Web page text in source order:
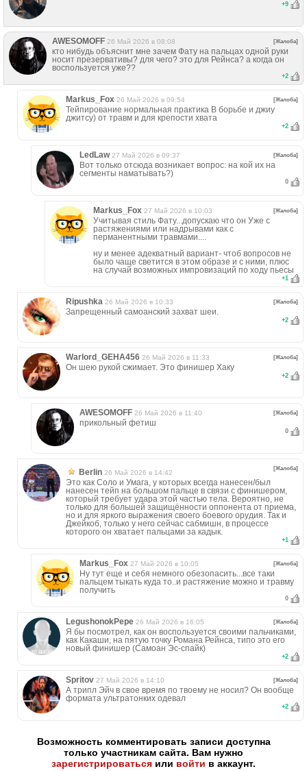
+9
AWESOMOFF 26 Май 2026 в 08:08 [Жалоба]
кто нибудь объяснит мне зачем Фату на пальцах одной руки
носит презервативы? для чего? это для Рейнса? а когда он
воспользуется уже??
+2
Markus_Fox 26 Май 2026 в 09:54 [Жалоба]
Тейпирование нормальная практика В борьбе и джиу
джитсу) от травм и для крепости хвата
+2
LedLaw 27 Май 2026 в 09:37 [Жалоба]
Вот только отсюда возникает вопрос: на кой их на
сегменты наматывать?)
0
Markus_Fox 27 Май 2026 в 10:03 [Жалоба]
Учитывая стиль Фату...допускаю что он Уже с
растяжениями или надрывами как с
перманентными травмами....
ну и менее адекватный вариант- чтоб вопросов не
было чаще светится в этом образе и с ними, плюс
на случай возможных импровизаций по ходу пьесы
+1
Ripushka 26 Май 2026 в 10:33 [Жалоба]
Запрещенный самоанский захват шеи.
+2
Warlord_GEHA456 26 Май 2026 в 11:33 [Жалоба]
Он шею рукой сжимает. Это финишер Хаку
+2
AWESOMOFF 26 Май 2026 в 11:40 [Жалоба]
прикольный фетиш
0
Berlin 26 Май 2026 в 14:42
[Жалоба]
Это как Соло и Умага, у которых всегда нанесен/был
нанесен тейп на большом пальце в связи с финишером,
который требует удара этой частью тела. Вероятно, не
только для большей защищённости оппонента от приема,
но и для яркого выражения своего боевого орудия. Так и
Джейкоб, только у него сейчас сабмишн, в процессе
которого он хватает пальцами за кадык.
+1
Markus_Fox 27 Май 2026 в 10:05 [Жалоба]
Ну тут еще и себя немного обезопасить...все таки
пальцем тыкать куда то..и растяжение можно и травму
получить
0
LegushonokPepe 26 Май 2026 в 16:05 [Жалоба]
Я бы посмотрел, как он воспользуется своими пальчиками,
как Какаши, на пятую точку Романа Рейнса, типо это его
новый финишер (Самоан Эс-спайк)
+2
Spritov 27 Май 2026 в 14:10 [Жалоба]
А трипл Эйч в свое время по твоему не носил? Он вообще
формата ультратонких одевал
+2
Возможность комментировать записи доступна
только участникам сайта. Вам нужно
зарегистрироваться или войти в аккаунт.